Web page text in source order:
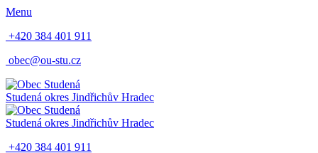
Menu
+420 384 401 911
obec@ou-stu.cz
Studená okres Jindřichův Hradec
Studená okres Jindřichův Hradec
+420 384 401 911